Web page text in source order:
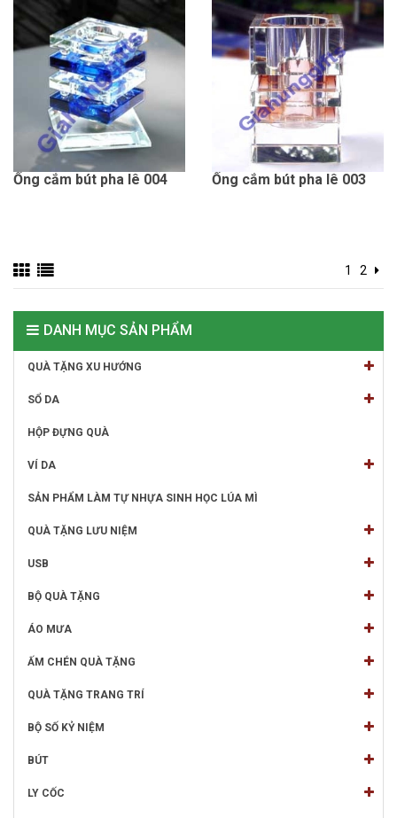
Ống cắm bút pha lê 004 Ống cắm bút pha lê 003
1 2
DANH MỤC SẢN PHẨM
QUÀ TẶNG XU HƯỚNG
SỔ DA
HỘP ĐỰNG QUÀ
VÍ DA
SẢN PHẨM LÀM TỰ NHỰA SINH HỌC LÚA MÌ
QUÀ TẶNG LƯU NIỆM
USB
BỘ QUÀ TẶNG
ÁO MƯA
ẤM CHÉN QUÀ TẶNG
QUÀ TẶNG TRANG TRÍ
BỘ SỐ KỶ NIỆM
BÚT
LY CỐC